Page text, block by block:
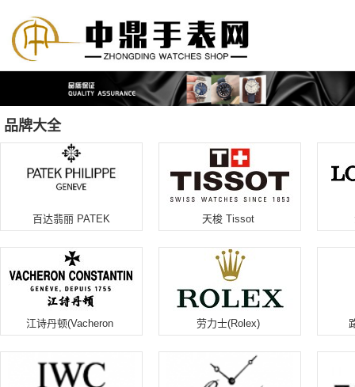
品牌大全
百达翡丽 PATEK
PHILIPPE
天梭 Tissot
江诗丹顿(Vacheron
Constantin)
劳力士(Rolex)